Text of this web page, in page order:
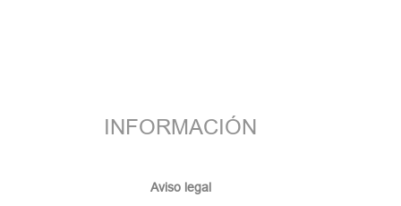
INFORMACIÓN
Aviso legal